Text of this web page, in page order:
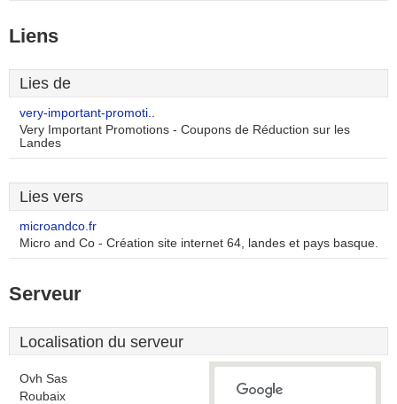
Liens
Lies de
very-important-promoti..
Very Important Promotions - Coupons de Réduction sur les
Landes
Lies vers
microandco.fr
Micro and Co - Création site internet 64, landes et pays basque.
Serveur
Localisation du serveur
Ovh Sas
Roubaix